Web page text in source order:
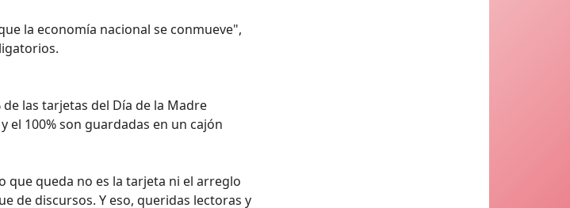
la economía nacional se conmueve",
las tarjetas del Día de la Madre
el 100% son guardadas en un cajón
que queda no es la tarjeta ni el arreglo
de discursos. Y eso, queridas lectoras y